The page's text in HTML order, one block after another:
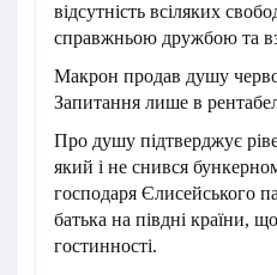
відсутність всіляких
справжньою дружбою та
Макрон продав душу
Запитання лише в
Про душу підтверджує
який і не снився
господаря Єлисейського
батька на півдні країни,
гостинності.